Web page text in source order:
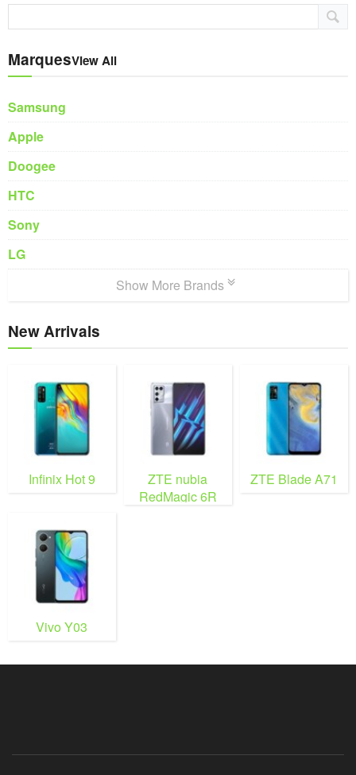
MarquesView All
Samsung
Apple
Doogee
HTC
Sony
LG
Show More Brands
New Arrivals
Infinix Hot 9
ZTE nubia
RedMagic 6R
ZTE Blade A71
Vivo Y03